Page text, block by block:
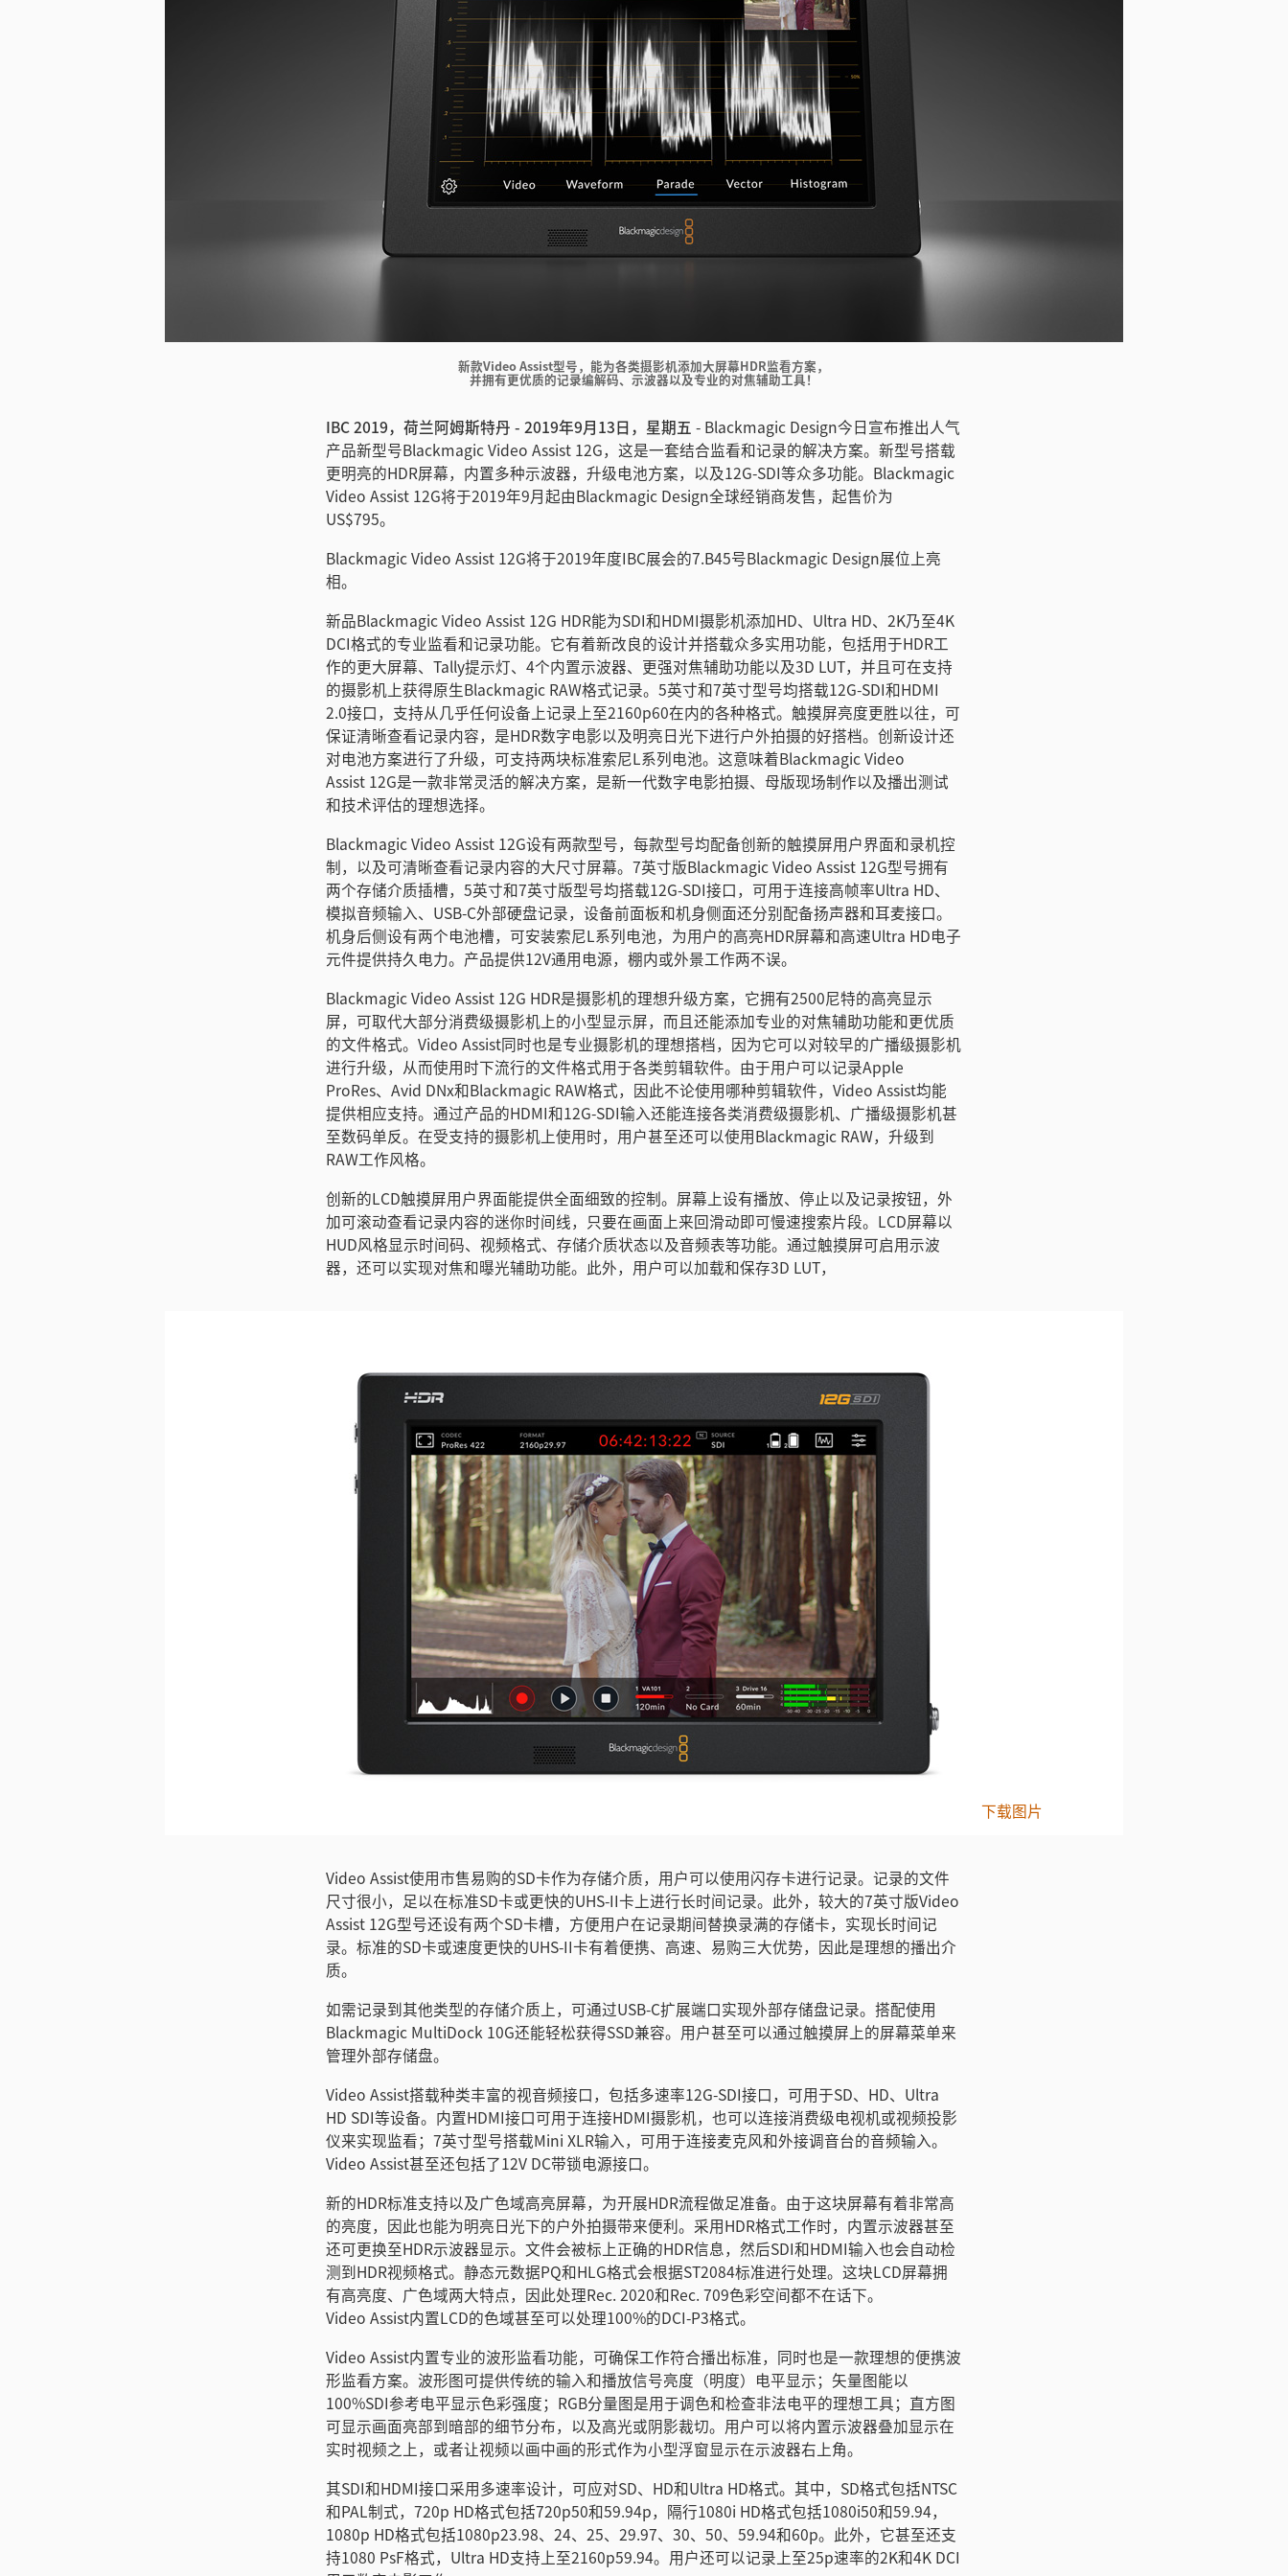
新款Video Assist型号，能为各类摄影机添加大屏幕HDR监看方案，
并拥有更优质的记录编解码、示波器以及专业的对焦辅助工具！
IBC 2019，荷兰阿姆斯特丹 - 2019年9月13日，星期五 - Blackmagic Design今日宣布推出人气
产品新型号Blackmagic Video Assist 12G，这是一套结合监看和记录的解决方案。新型号搭载
更明亮的HDR屏幕，内置多种示波器，升级电池方案，以及12G-SDI等众多功能。Blackmagic
Video Assist 12G将于2019年9月起由Blackmagic Design全球经销商发售，起售价为
US$795。
Blackmagic Video Assist 12G将于2019年度IBC展会的7.B45号Blackmagic Design展位上亮
相。
新品Blackmagic Video Assist 12G HDR能为SDI和HDMI摄影机添加HD、Ultra HD、2K乃至4K
DCI格式的专业监看和记录功能。它有着新改良的设计并搭载众多实用功能，包括用于HDR工
作的更大屏幕、Tally提示灯、4个内置示波器、更强对焦辅助功能以及3D LUT，并且可在支持
的摄影机上获得原生Blackmagic RAW格式记录。5英寸和7英寸型号均搭载12G-SDI和HDMI
2.0接口，支持从几乎任何设备上记录上至2160p60在内的各种格式。触摸屏亮度更胜以往，可
保证清晰查看记录内容，是HDR数字电影以及明亮日光下进行户外拍摄的好搭档。创新设计还
对电池方案进行了升级，可支持两块标准索尼L系列电池。这意味着Blackmagic Video
Assist 12G是一款非常灵活的解决方案，是新一代数字电影拍摄、母版现场制作以及播出测试
和技术评估的理想选择。
Blackmagic Video Assist 12G设有两款型号，每款型号均配备创新的触摸屏用户界面和录机控
制，以及可清晰查看记录内容的大尺寸屏幕。7英寸版Blackmagic Video Assist 12G型号拥有
两个存储介质插槽，5英寸和7英寸版型号均搭载12G-SDI接口，可用于连接高帧率Ultra HD、
模拟音频输入、USB-C外部硬盘记录，设备前面板和机身侧面还分别配备扬声器和耳麦接口。
机身后侧设有两个电池槽，可安装索尼L系列电池，为用户的高亮HDR屏幕和高速Ultra HD电子
元件提供持久电力。产品提供12V通用电源，棚内或外景工作两不误。
Blackmagic Video Assist 12G HDR是摄影机的理想升级方案，它拥有2500尼特的高亮显示
屏，可取代大部分消费级摄影机上的小型显示屏，而且还能添加专业的对焦辅助功能和更优质
的文件格式。Video Assist同时也是专业摄影机的理想搭档，因为它可以对较早的广播级摄影机
进行升级，从而使用时下流行的文件格式用于各类剪辑软件。由于用户可以记录Apple
ProRes、Avid DNx和Blackmagic RAW格式，因此不论使用哪种剪辑软件，Video Assist均能
提供相应支持。通过产品的HDMI和12G-SDI输入还能连接各类消费级摄影机、广播级摄影机甚
至数码单反。在受支持的摄影机上使用时，用户甚至还可以使用Blackmagic RAW，升级到
RAW工作风格。
创新的LCD触摸屏用户界面能提供全面细致的控制。屏幕上设有播放、停止以及记录按钮，外
加可滚动查看记录内容的迷你时间线，只要在画面上来回滑动即可慢速搜索片段。LCD屏幕以
HUD风格显示时间码、视频格式、存储介质状态以及音频表等功能。通过触摸屏可启用示波
器，还可以实现对焦和曝光辅助功能。此外，用户可以加载和保存3D LUT，
下载图片
Video Assist使用市售易购的SD卡作为存储介质，用户可以使用闪存卡进行记录。记录的文件
尺寸很小，足以在标准SD卡或更快的UHS-II卡上进行长时间记录。此外，较大的7英寸版Video
Assist 12G型号还设有两个SD卡槽，方便用户在记录期间替换录满的存储卡，实现长时间记
录。标准的SD卡或速度更快的UHS-II卡有着便携、高速、易购三大优势，因此是理想的播出介
质。
如需记录到其他类型的存储介质上，可通过USB-C扩展端口实现外部存储盘记录。搭配使用
Blackmagic MultiDock 10G还能轻松获得SSD兼容。用户甚至可以通过触摸屏上的屏幕菜单来
管理外部存储盘。
Video Assist搭载种类丰富的视音频接口，包括多速率12G-SDI接口，可用于SD、HD、Ultra
HD SDI等设备。内置HDMI接口可用于连接HDMI摄影机，也可以连接消费级电视机或视频投影
仪来实现监看；7英寸型号搭载Mini XLR输入，可用于连接麦克风和外接调音台的音频输入。
Video Assist甚至还包括了12V DC带锁电源接口。
新的HDR标准支持以及广色域高亮屏幕，为开展HDR流程做足准备。由于这块屏幕有着非常高
的亮度，因此也能为明亮日光下的户外拍摄带来便利。采用HDR格式工作时，内置示波器甚至
还可更换至HDR示波器显示。文件会被标上正确的HDR信息，然后SDI和HDMI输入也会自动检
测到HDR视频格式。静态元数据PQ和HLG格式会根据ST2084标准进行处理。这块LCD屏幕拥
有高亮度、广色域两大特点，因此处理Rec. 2020和Rec. 709色彩空间都不在话下。
Video Assist内置LCD的色域甚至可以处理100%的DCI-P3格式。
Video Assist内置专业的波形监看功能，可确保工作符合播出标准，同时也是一款理想的便携波
形监看方案。波形图可提供传统的输入和播放信号亮度（明度）电平显示；矢量图能以
100%SDI参考电平显示色彩强度；RGB分量图是用于调色和检查非法电平的理想工具；直方图
可显示画面亮部到暗部的细节分布，以及高光或阴影裁切。用户可以将内置示波器叠加显示在
实时视频之上，或者让视频以画中画的形式作为小型浮窗显示在示波器右上角。
其SDI和HDMI接口采用多速率设计，可应对SD、HD和Ultra HD格式。其中，SD格式包括NTSC
和PAL制式，720p HD格式包括720p50和59.94p，隔行1080i HD格式包括1080i50和59.94，
1080p HD格式包括1080p23.98、24、25、29.97、30、50、59.94和60p。此外，它甚至还支
持1080 PsF格式，Ultra HD支持上至2160p59.94。用户还可以记录上至25p速率的2K和4K DCI